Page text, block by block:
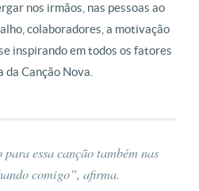
nos irmãos, nas pessoas ao
colaboradores, a motivação
inspirando em todos os fatores
Canção Nova.
essa canção também nas
comigo”, afirma.